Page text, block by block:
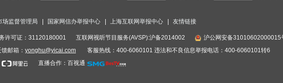
场监督管理局 国家网信办举报中心 上海互联网举报中心 友情链接
许可证：31120180001 互联网视听节目服务(AVSP):沪备2014002
沪公网安备31010602000015
邮箱： yonghu@yicai.com
客服热线：400-6060101 违法和不良信息举报电话：400-6060101转6
直播合作：百视通